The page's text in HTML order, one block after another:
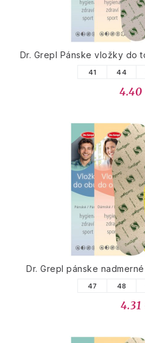
Dr. Grepl Pánske vložky do
41 44
Dr. Grepl pánske
47 48
4.31